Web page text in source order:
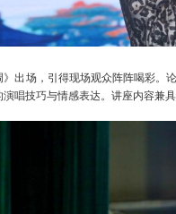
出场，引得现场观众阵阵喝彩。
唱技巧与情感表达。讲座内容兼